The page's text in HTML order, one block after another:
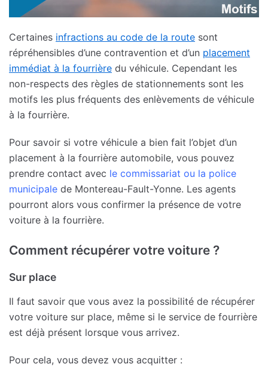
Certaines infractions au code de la route sont
répréhensibles d’une contravention et d’un placement
immédiat à la fourrière du véhicule. Cependant les
non-respects des règles de stationnements sont les
motifs les plus fréquents des enlèvements de véhicule
à la fourrière.
Pour savoir si votre véhicule a bien fait l’objet d’un
placement à la fourrière automobile, vous pouvez
prendre contact avec le commissariat ou la police
municipale de Montereau-Fault-Yonne. Les agents
pourront alors vous confirmer la présence de votre
voiture à la fourrière.
Comment récupérer votre voiture ?
Sur place
Il faut savoir que vous avez la possibilité de récupérer
votre voiture sur place, même si le service de fourrière
est déjà présent lorsque vous arrivez.
Pour cela, vous devez vous acquitter :